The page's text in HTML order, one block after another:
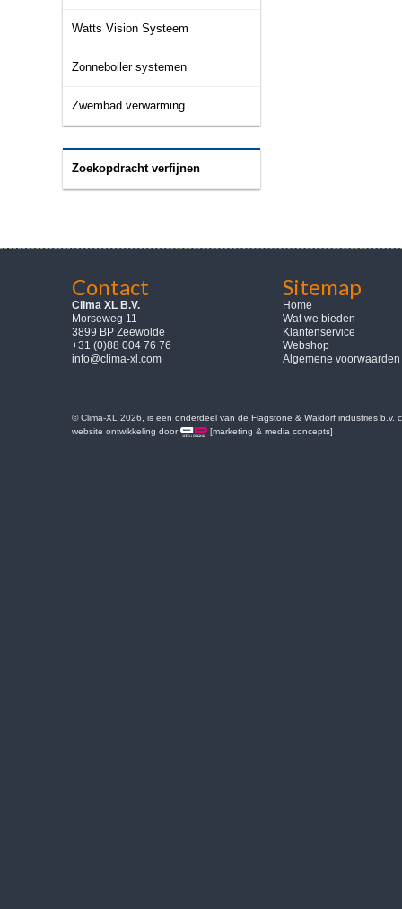
Watts Vision Systeem
Zonneboiler systemen
Zwembad verwarming
Zoekopdracht verfijnen
Contact
Clima XL B.V.
Morseweg 11
3899 BP Zeewolde
+31 (0)88 004 76 76
info@clima-xl.com
Sitemap
Home
Wat we bieden
Klantenservice
Webshop
Algemene voorwaarden
© Clima-XL 2026, is een onderdeel van de Flagstone & Waldorf industries b.v.
website ontwikkeling door
[marketing & media concepts]